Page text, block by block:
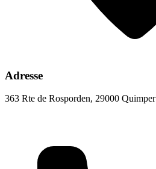
Adresse
363 Rte de Rosporden, 29000 Quimper